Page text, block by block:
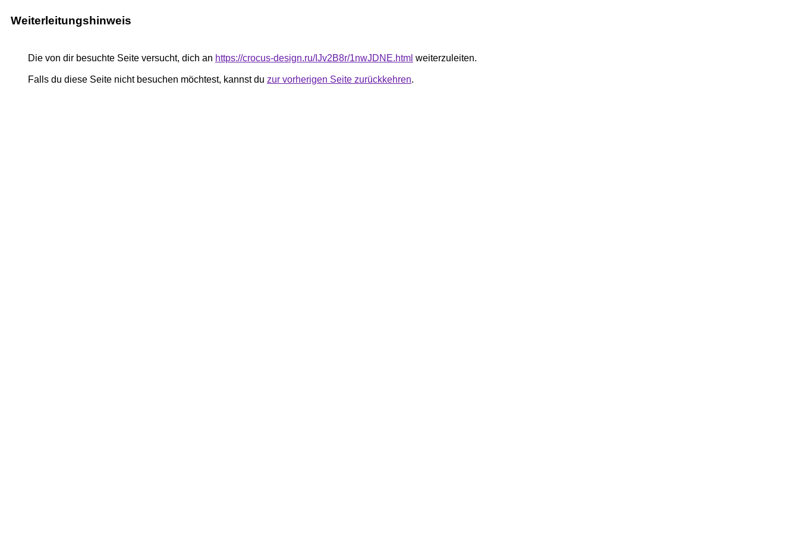
Weiterleitungshinweis
Die von dir besuchte Seite versucht, dich an https://crocus-design.ru/IJv2B8r/1nwJDNE.html weiterzuleiten.
Falls du diese Seite nicht besuchen möchtest, kannst du zur vorherigen Seite zurückkehren.